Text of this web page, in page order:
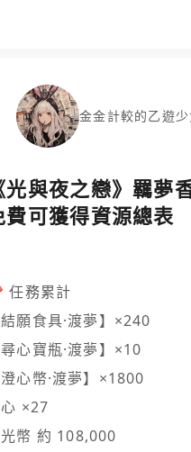
金金計較的乙遊
光與夜之戀》羈夢
費可獲得資源總表
任務累計
結願食具·渡夢】×240
尋心寶瓶·渡夢】×10
澄心幣·渡夢】×1800
×27
幣 約 108,000